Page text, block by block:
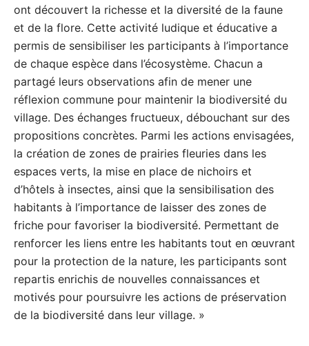
ont découvert la richesse et la diversité de la faune
et de la flore. Cette activité ludique et éducative a
permis de sensibiliser les participants à l’importance
de chaque espèce dans l’écosystème. Chacun a
partagé leurs observations afin de mener une
réflexion commune pour maintenir la biodiversité du
village. Des échanges fructueux, débouchant sur des
propositions concrètes. Parmi les actions envisagées,
la création de zones de prairies fleuries dans les
espaces verts, la mise en place de nichoirs et
d’hôtels à insectes, ainsi que la sensibilisation des
habitants à l’importance de laisser des zones de
friche pour favoriser la biodiversité. Permettant de
renforcer les liens entre les habitants tout en œuvrant
pour la protection de la nature, les participants sont
repartis enrichis de nouvelles connaissances et
motivés pour poursuivre les actions de préservation
de la biodiversité dans leur village. »